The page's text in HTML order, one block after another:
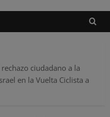
ciudadano a la
en la Vuelta Ciclista a